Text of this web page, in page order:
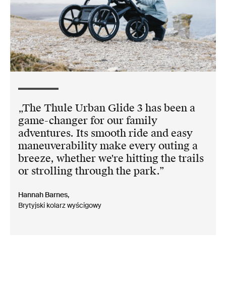
The Thule Urban Glide 3 has been a
game-changer for our family
adventures. Its smooth ride and easy
maneuverability make every outing a
breeze, whether we're hitting the trails
or strolling through the park.
Hannah Barnes,
Brytyjski kolarz wyścigowy